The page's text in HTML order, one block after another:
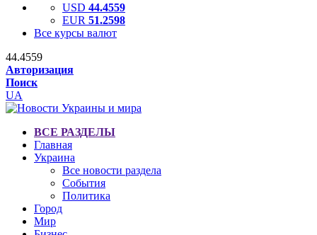
USD 44.4559
EUR 51.2598
Все курсы валют
44.4559
Авторизация
Поиск
UA
ВСЕ РАЗДЕЛЫ
Главная
Украина
Все новости раздела
События
Политика
Город
Мир